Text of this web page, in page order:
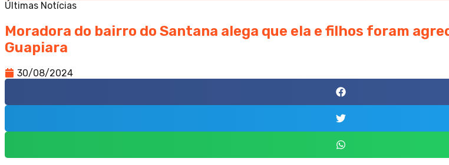
Últimas Notícias
Moradora do bairro do Santana alega que ela e filhos foram
Guapiara
30/08/2024